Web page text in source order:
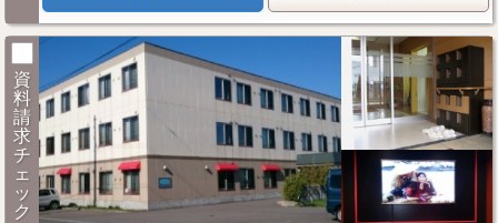
資
料
請
求
チ
ェ
ッ
ク